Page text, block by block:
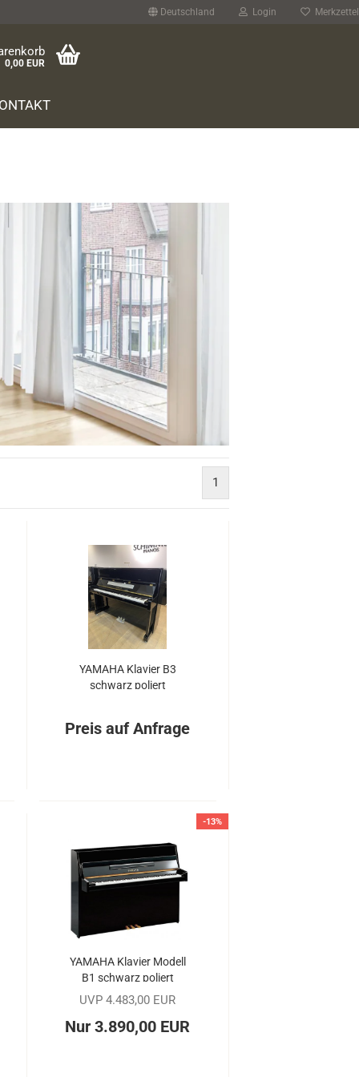
Deutschland Login Merkzettel
0,00 EUR
1
YA­MA­HA Kla­vier B3
schwarz po­liert
Preis auf Anfrage
-13%
YA­MA­HA Kla­vier Mo­dell
B1 schwarz po­liert
UVP 4.483,00 EUR
Nur 3.890,00 EUR